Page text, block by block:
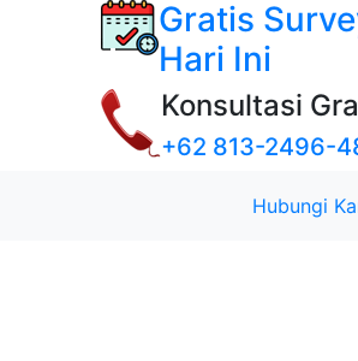
Gratis
Hari Ini
Konsultasi
+62 813-2496-
Hubungi